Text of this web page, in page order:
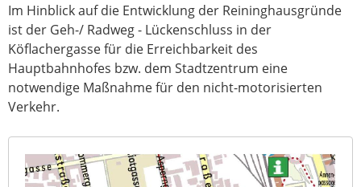
Im Hinblick auf die Entwicklung der Reininghausgründe
ist der Geh-/ Radweg - Lückenschluss in der
Köflachergasse für die Erreichbarkeit des
Hauptbahnhofes bzw. dem Stadtzentrum eine
notwendige Maßnahme für den nicht-motorisierten
Verkehr.